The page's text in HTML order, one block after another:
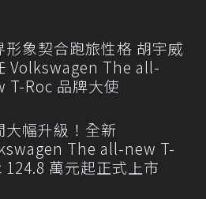
形象契合跑旅性格 胡宇威
Volkswagen The all-
T-Roc 品牌大使
大幅升級！全新
The all-new T-
124.8 萬元起正式上市